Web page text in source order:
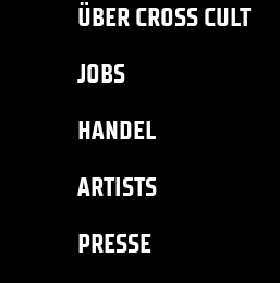
ÜBER CROSS CULT
JOBS
HANDEL
ARTISTS
PRESSE